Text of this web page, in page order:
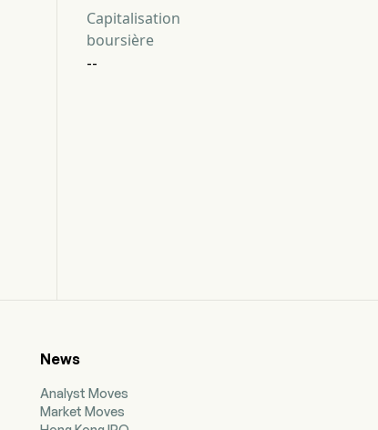
Capitalisation
boursière
--
News
Analyst Moves
Market Moves